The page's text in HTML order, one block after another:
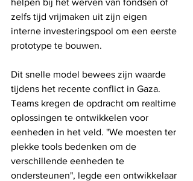
zelfs tijd vrijmaken uit zijn eigen
interne investeringspool om een ​​eerste
prototype te bouwen.
Dit snelle model bewees zijn waarde
tijdens het recente conflict in Gaza.
Teams kregen de opdracht om realtime
oplossingen te ontwikkelen voor
eenheden in het veld. "We moesten ter
plekke tools bedenken om de
verschillende eenheden te
ondersteunen", legde een ontwikkelaar